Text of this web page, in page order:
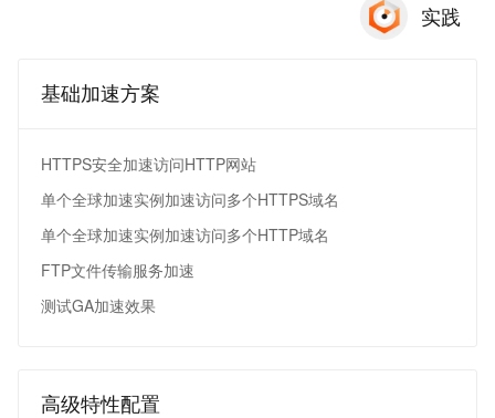
实践
基础加速方案
HTTPS安全加速访问HTTP网站
单个全球加速实例加速访问多个HTTPS域名
单个全球加速实例加速访问多个HTTP域名
FTP文件传输服务加速
测试GA加速效果
高级特性配置